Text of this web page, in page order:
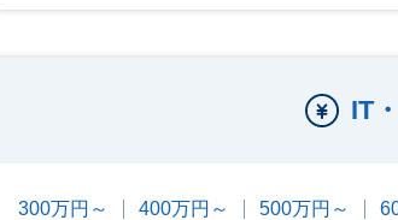
IT
300万円～ 400万円～ 500万円～